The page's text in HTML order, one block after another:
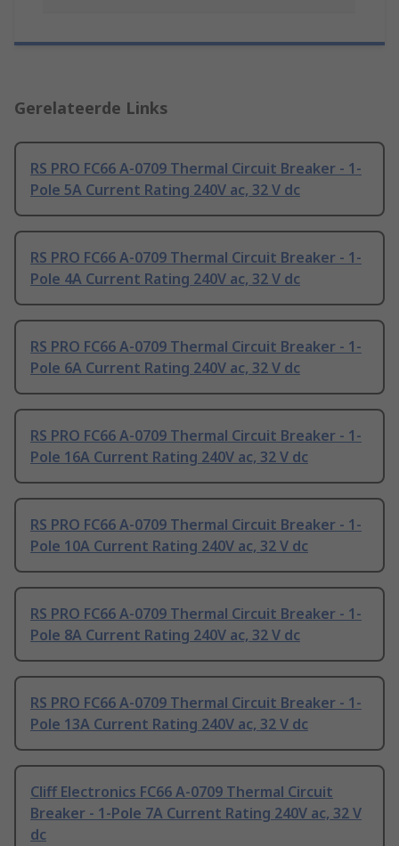
Gerelateerde Links
RS PRO FC66 A-0709 Thermal Circuit Breaker - 1-
Pole 5A Current Rating 240V ac, 32 V dc
RS PRO FC66 A-0709 Thermal Circuit Breaker - 1-
Pole 4A Current Rating 240V ac, 32 V dc
RS PRO FC66 A-0709 Thermal Circuit Breaker - 1-
Pole 6A Current Rating 240V ac, 32 V dc
RS PRO FC66 A-0709 Thermal Circuit Breaker - 1-
Pole 16A Current Rating 240V ac, 32 V dc
RS PRO FC66 A-0709 Thermal Circuit Breaker - 1-
Pole 10A Current Rating 240V ac, 32 V dc
RS PRO FC66 A-0709 Thermal Circuit Breaker - 1-
Pole 8A Current Rating 240V ac, 32 V dc
RS PRO FC66 A-0709 Thermal Circuit Breaker - 1-
Pole 13A Current Rating 240V ac, 32 V dc
Cliff Electronics FC66 A-0709 Thermal Circuit
Breaker - 1-Pole 7A Current Rating 240V ac, 32 V
dc